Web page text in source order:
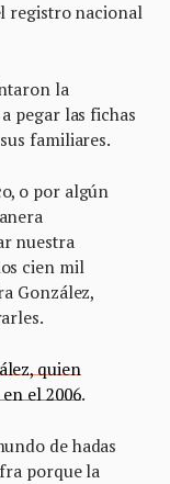
registro nacional
la
pegar las fichas
familiares.
o por algún
nuestra
cien mil
González,
quien
el 2006.
de hadas
porque la